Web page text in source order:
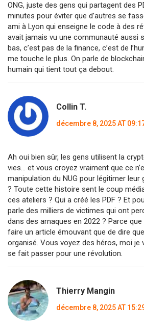
ONG, juste des gens qui partagent des
minutes pour éviter que d’autres se
ami à Lyon qui enseigne le code à des
avait jamais vu une communauté aussi
bas, c’est pas de la finance, c’est de
me touche le plus. On parle de
humain qui tient tout ça debout.
Collin T.
décembre 8, 2025 AT
Ah oui bien sûr, les gens utilisent la
vies… et vous croyez vraiment que ce
manipulation du NUG pour légitimer leur
? Toute cette histoire sent le coup
ces ateliers ? Qui a créé les PDF ? Et
parle des milliers de victimes qui ont
dans des arnaques en 2022 ? Parce
faire un article émouvant que de dire
organisé. Vous voyez des héros, moi je
se fait passer pour une révolution.
Thierry Mangin
décembre 8, 2025 AT